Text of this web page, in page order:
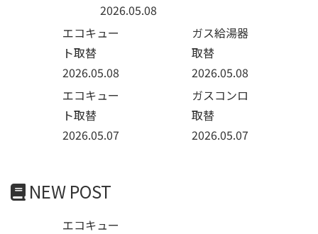
2026.05.08
エコキュー
ト取替
2026.05.08
ガス給湯器
取替
2026.05.08
エコキュー
ト取替
2026.05.07
ガスコンロ
取替
2026.05.07
NEW POST
エコキュー